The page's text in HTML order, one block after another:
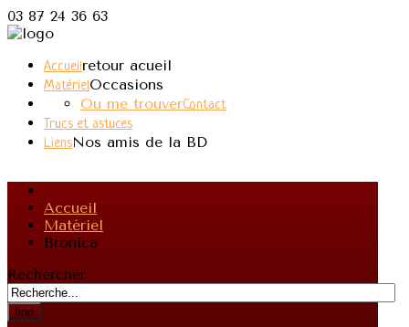
03 87 24 36 63
Accueilretour acueil
MatérielOccasions
Contact
Ou me trouver
Trucs et astuces
LiensNos amis de la BD
Accueil
Matériel
Bronica
Rechercher
find